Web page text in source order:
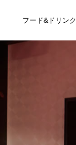
フード&ドリンク